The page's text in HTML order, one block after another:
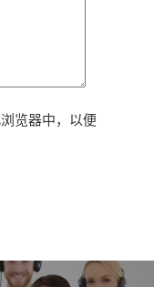
览器中，以便